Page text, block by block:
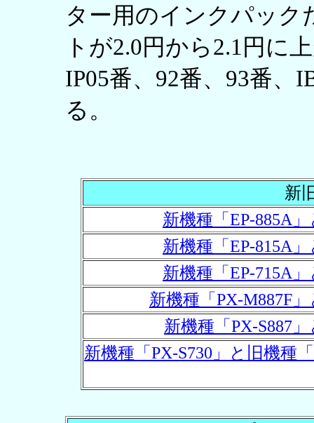
ター用のインクパック
トが2.0円から2.1円に
IP05番、92番、93番、
る。
新
新機種「EP-885A
新機種「EP-815A
新機種「EP-715A
新機種「PX-M887F
新機種「PX-S887
新機種「PX-S730」と旧機種